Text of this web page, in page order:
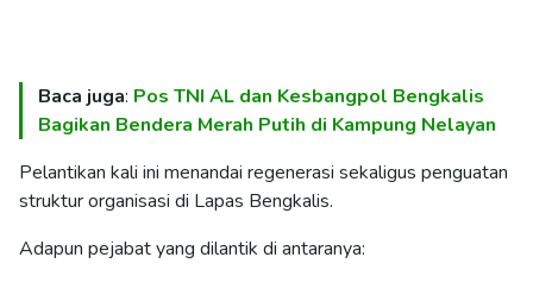
Baca juga: Pos TNI AL dan Kesbangpol Bengkalis
Bagikan Bendera Merah Putih di Kampung Nelayan
Pelantikan kali ini menandai regenerasi sekaligus penguatan
struktur organisasi di Lapas Bengkalis.
Adapun pejabat yang dilantik di antaranya: